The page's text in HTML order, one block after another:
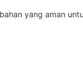
yang aman